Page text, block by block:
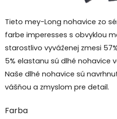
Tieto mey-Long nohavice zo
farbe imperesses s obvyklou
starostlivo vyváženej zmesi
5% elastanu sú dlhé nohavice
Naše dlhé nohavice sú
vášňou a zmyslom pre detail.
Farba